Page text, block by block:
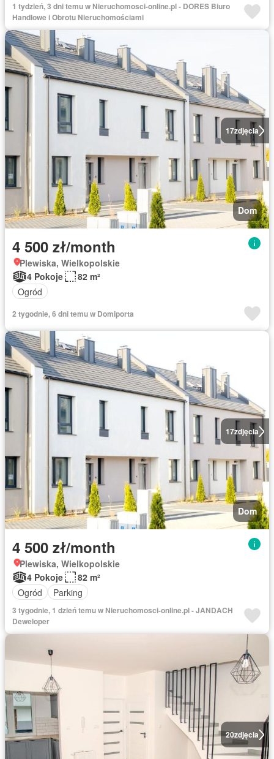
1 tydzień, 3 dni temu w Nieruchomosci-online.pl - DORES Biuro
Handlowe i Obrotu Nieruchomościami
17zdjęcia
Dom
4 500 zł/month
Plewiska, Wielkopolskie
4 Pokoje
82 m²
Ogród
2 tygodnie, 6 dni temu w Domiporta
17zdjęcia
Dom
4 500 zł/month
Plewiska, Wielkopolskie
4 Pokoje
82 m²
Ogród
Parking
3 tygodnie, 1 dzień temu w Nieruchomosci-online.pl - JANDACH
Deweloper
20zdjęcia